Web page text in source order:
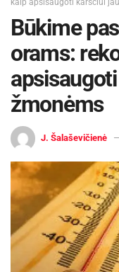
kaip apsisaugoti karščiui
Būkime
orams:
žmonėms
J. Šalaševičienė